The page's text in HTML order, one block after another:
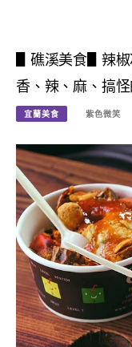
▋礁溪美食▋辣椒
香、辣、麻、搞
宜蘭美食 紫色微笑